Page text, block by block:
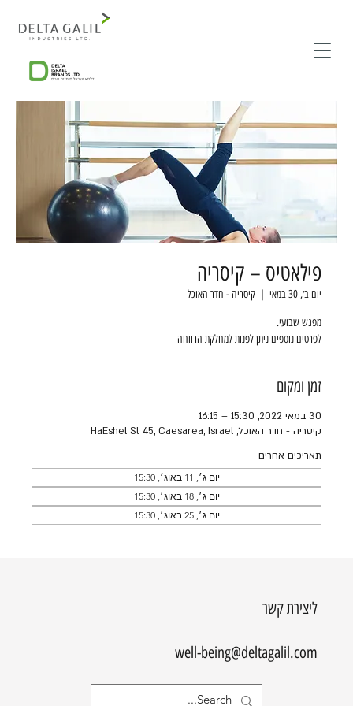
פילאטיס – קיסריה
יום ב׳, 30 במאי
  |
קיסריה - חדר האוכל
לפרטים נוספים ניתן לפנות למחלקת הרווחה
זמן ומקום
30 במאי 2022, 15:30 – 16:15
קיסריה - חדר האוכל, HaEshel St 45, Caesarea, Israel
תאריכים אחרים
יום ג׳, 11 באוג׳, 15:30
יום ג׳, 18 באוג׳, 15:30
יום ג׳, 25 באוג׳, 15:30
ליצירת קשר
well-being@deltagalil.com